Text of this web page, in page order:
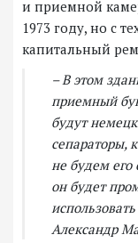
и приемной
1973 году, но с
капитальный
– В этом
приемный
будут
сепараторы,
не будем
он будет
Александр